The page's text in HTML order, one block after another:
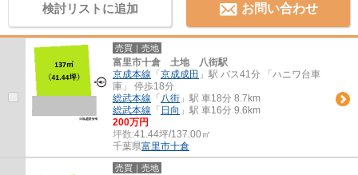
検討リストに追加 お問い合わせ
売買｜売地
富里市十倉 土地 八街駅
京成本線 「 京成成田 」駅 バス41分 「ハニワ台車
庫」 停歩18分
総武本線 「 八街 」駅 車18分 8.7km
総武本線 「 日向 」駅 車16分 9.6km
200万円
坪数:41.44坪/137.00㎡
千葉県富里市十倉
売買｜売地